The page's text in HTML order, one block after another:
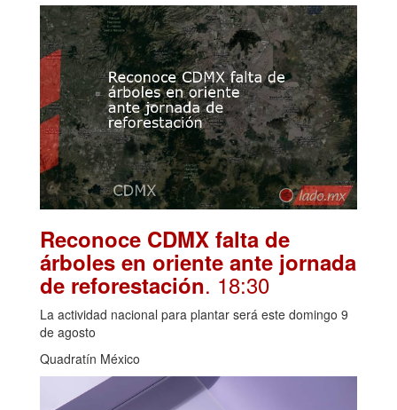
Reconoce CDMX falta de
árboles en oriente ante jornada
de reforestación. 18:30
La actividad nacional para plantar será este domingo 9
de agosto
Quadratín México